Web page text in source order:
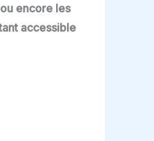
encore les
accessible